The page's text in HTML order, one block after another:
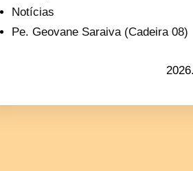
Notícias
Pe. Geovane Saraiva (Cadeira 08)